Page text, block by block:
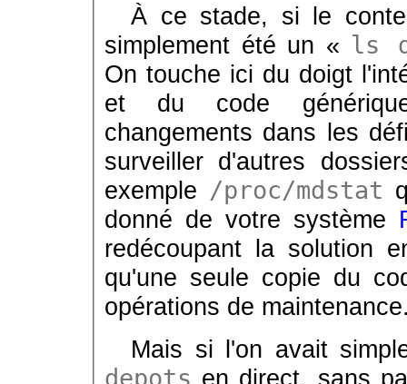
À ce stade, si le
simplement été un « ls
On touche ici du doigt
et du code
changements dans les
surveiller d'autres
exemple /proc/mdstat
donné de votre système
redécoupant la solution
qu'une seule copie du
opérations de
Mais si l'on avait
depots en direct, sans